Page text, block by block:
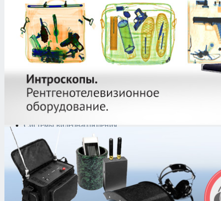
Тепловизоры
Криминалистическая
техника
Поисково-досмотровое
оборудование
Средства
документирования и
Металлодетекторы
Полиграфы
Противокражные системы
Рации и Аксессуары
Переговорные устройства
Системы видеонаблюдения
оборудование
Контроль доступа
Каталог/Полиграфы/Диана-04М ПК+